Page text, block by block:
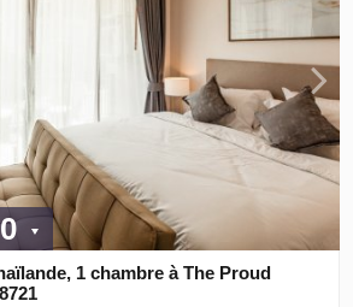
1 chambre à The Proud